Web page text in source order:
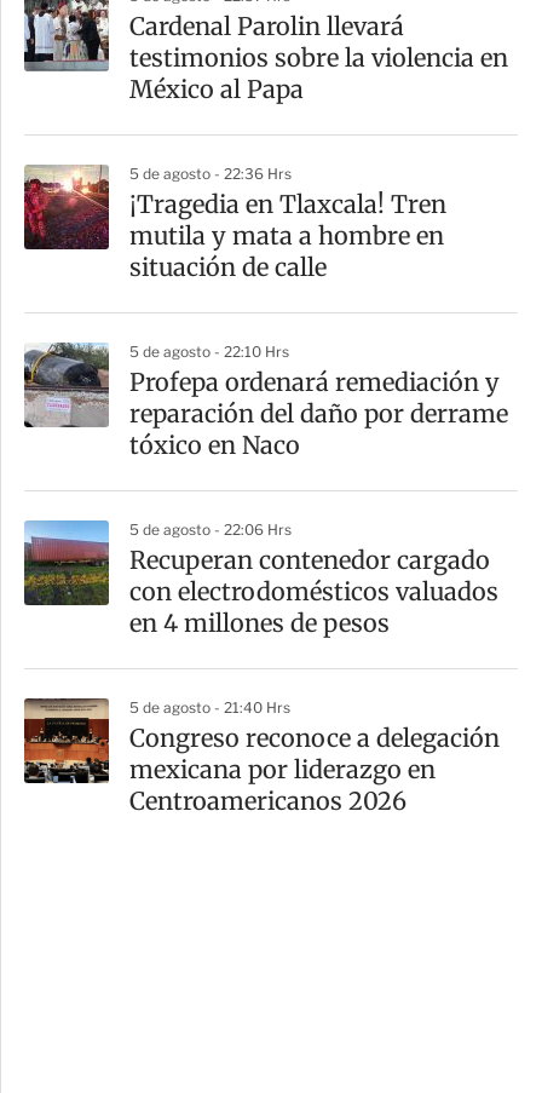
a
r
t
Cardenal Parolin llevará
testimonios sobre la violencia en
México al Papa
5 de agosto - 22:36 Hrs
¡Tragedia en Tlaxcala! Tren
mutila y mata a hombre en
situación de calle
5 de agosto - 22:10 Hrs
Profepa ordenará remediación y
reparación del daño por derrame
tóxico en Naco
5 de agosto - 22:06 Hrs
Recuperan contenedor cargado
con electrodomésticos valuados
en 4 millones de pesos
5 de agosto - 21:40 Hrs
Congreso reconoce a delegación
mexicana por liderazgo en
Centroamericanos 2026